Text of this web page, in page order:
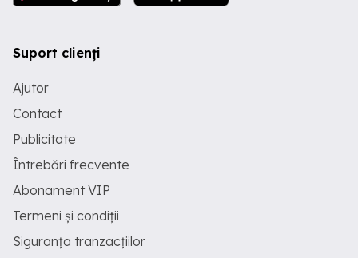
Suport clienți
Ajutor
Contact
Publicitate
Întrebări frecvente
Abonament VIP
Termeni și condiții
Siguranța tranzacțiilor